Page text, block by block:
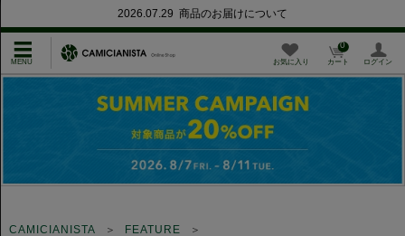
2026.07.29 商品のお届けについて
お気に入り カート
0
ログイン
CAMICIANISTA
FEATURE